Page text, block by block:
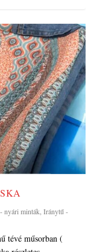
nyári minták ,Iránytű -
tévé műsorban (